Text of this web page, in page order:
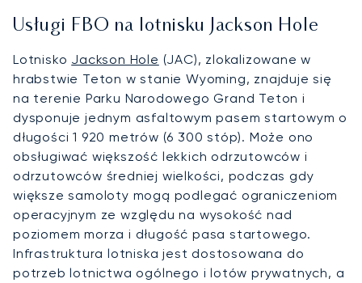
Usługi FBO na lotnisku Jackson Hole
Lotnisko Jackson Hole (JAC), zlokalizowane w
hrabstwie Teton w stanie Wyoming, znajduje się
na terenie Parku Narodowego Grand Teton i
dysponuje jednym asfaltowym pasem startowym o
długości 1 920 metrów (6 300 stóp). Może ono
obsługiwać większość lekkich odrzutowców i
odrzutowców średniej wielkości, podczas gdy
większe samoloty mogą podlegać ograniczeniom
operacyjnym ze względu na wysokość nad
poziomem morza i długość pasa startowego.
Infrastruktura lotniska jest dostosowana do
potrzeb lotnictwa ogólnego i lotów prywatnych, a